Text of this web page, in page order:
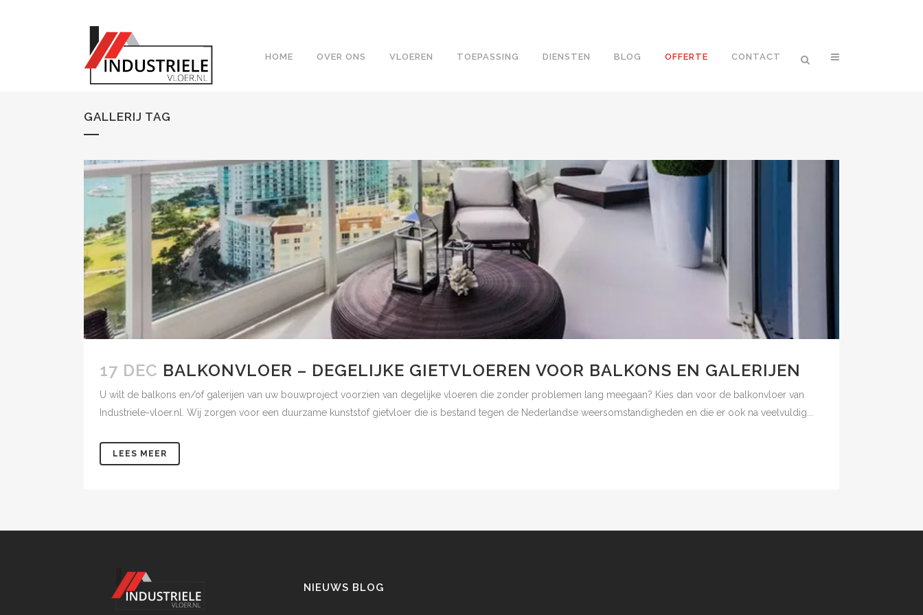
HOME OVER ONS VLOEREN TOEPASSING DIENSTEN BLOG OFFERTE CONTACT
GALLERIJ TAG
17 DEC BALKONVLOER – DEGELIJKE GIETVLOEREN VOOR BALKONS EN GALERIJEN
U wilt de balkons en/of galerijen van uw bouwproject voorzien van degelijke vloeren die zonder problemen lang meegaan? Kies dan voor de balkonvloer van
Industriele-vloer.nl. Wij zorgen voor een duurzame kunststof gietvloer die is bestand tegen de Nederlandse weersomstandigheden en die er ook na veelvuldig...
LEES MEER
NIEUWS BLOG